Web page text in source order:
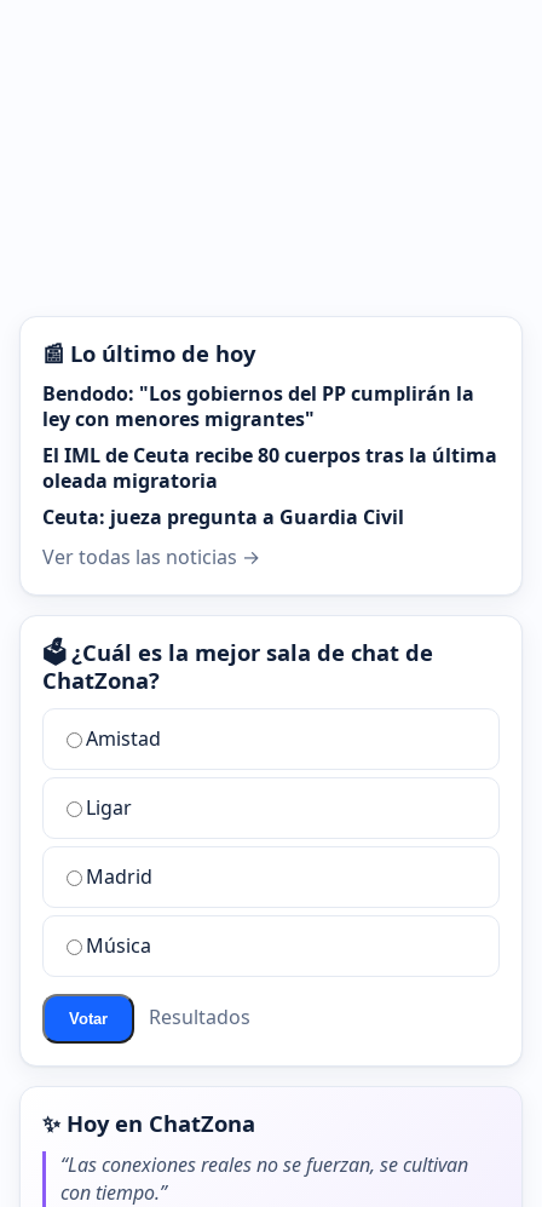
📰 Lo último de hoy
Bendodo: "Los gobiernos del PP cumplirán la
ley con menores migrantes"
El IML de Ceuta recibe 80 cuerpos tras la última
oleada migratoria
Ceuta: jueza pregunta a Guardia Civil
Ver todas las noticias →
🗳️ ¿Cuál es la mejor sala de chat de
ChatZona?
¿Cuál
la
mejor
sala
chat
ChatZona?
Amistad
Ligar
Madrid
Música
Votar Resultados
✨ Hoy en ChatZona
“Las conexiones reales no se fuerzan, se cultivan
con tiempo.”